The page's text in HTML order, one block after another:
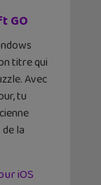
GO
titre qui
Avec
tu
la
iOS